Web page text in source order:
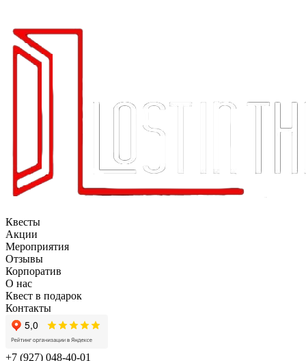
Квесты
Акции
Мероприятия
Отзывы
Корпоратив
О нас
Квест в подарок
Контакты
+7 (927) 048-40-01